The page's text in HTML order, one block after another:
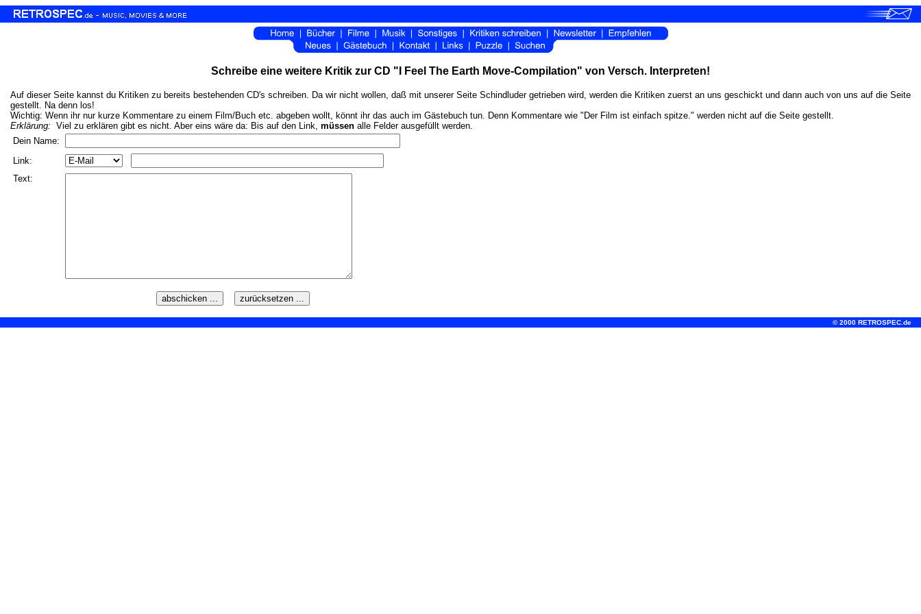
Schreibe eine weitere Kritik zur CD "I Feel The Earth Move-Compilation" von Versch. Interpreten!
Auf dieser Seite kannst du Kritiken zu bereits bestehenden CD's schreiben. Da wir nicht wollen, daß mit unserer Seite Schindluder getrieben wird, werden die Kritiken zuerst an uns geschickt und dann auch von uns auf die Seite
gestellt. Na denn los!
Wichtig: Wenn ihr nur kurze Kommentare zu einem Film/Buch etc. abgeben wollt, könnt ihr das auch im Gästebuch tun. Denn Kommentare wie "Der Film ist einfach spitze." werden nicht auf die Seite gestellt.
Erklärung: Viel zu erklären gibt es nicht. Aber eins wäre da: Bis auf den Link, müssen alle Felder ausgefüllt werden.
Dein Name:
Link:
Text:
© 2000 RETROSPEC.de